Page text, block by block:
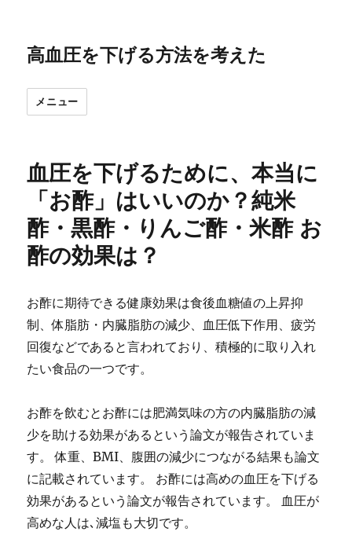
高血圧を下げる方法を考えた
メニュー
血圧を下げるために、本当に
「お酢」はいいのか？純米
酢・黒酢・りんご酢・米酢 お
酢の効果は？
お酢に期待できる健康効果は食後血糖値の上昇抑
制、体脂肪・内臓脂肪の減少、血圧低下作用、疲労
回復などであると言われており、積極的に取り入れ
たい食品の一つです。
お酢を飲むとお酢には肥満気味の方の内臓脂肪の減
少を助ける効果があるという論文が報告されていま
す。 体重、BMI、腹囲の減少につながる結果も論文
に記載されています。 お酢には高めの血圧を下げる
効果があるという論文が報告されています。 血圧が
高めな人は､減塩も大切です。